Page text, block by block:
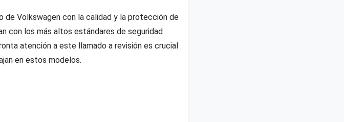
de Volkswagen con la calidad y la protección de
con los más altos estándares de seguridad
atención a este llamado a revisión es crucial
en estos modelos.